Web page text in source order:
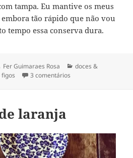
tampa. Eu mantive os meus
tão rápido que não vou
tempo essa conserva dura.
Autor
Fer Guimaraes Rosa Categorias
doces &
figos 3 comentários
laranja